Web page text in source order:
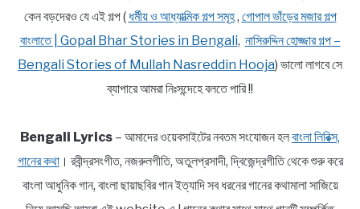
কেন বড়দেরও যে এই গল্প ( ধর্মীয় ও আধ্যাত্মিক গল্প সমূহ, গোপাল ভাঁড়ের মজার গল্প
বাংলাতে | Gopal Bhar Stories in Bengali, নাসিরুদ্দিন হোজ্জার গল্প –
Bengali Stories of Mullah Nasreddin Hooja) ভালো লাগবে সে
ব্যাপারে আমরা নিঃসন্দেহে বলতে পারি !!
Bengali Lyrics – আমাদের ওয়েবসাইটের নবতম সংযোজন হলবাংলা লিরিক্স,
গানের কথা। রবীন্দ্রসংগীত, নজরুলগীতি, অতুলপ্রসাদী, দ্বিজেন্দ্রগীতি থেকে শুরু করে
বাংলা আধুনিক গান, বাংলা ছায়াছবির গান ইত্যাদি সব ধরনের গানের কথামালা সাজিয়ে